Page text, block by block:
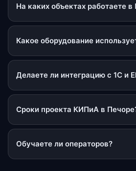
На каких объектах работаете в
Какое оборудование
Делаете ли интеграцию с 1С и
Сроки проекта КИПиА в
Обучаете ли операторов?